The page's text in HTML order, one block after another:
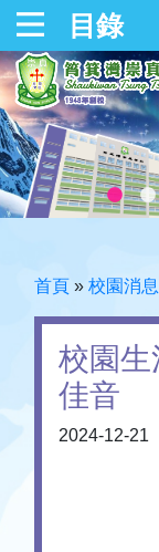
目錄
首頁 » 校園消息
校園生
佳音
2024-12-21